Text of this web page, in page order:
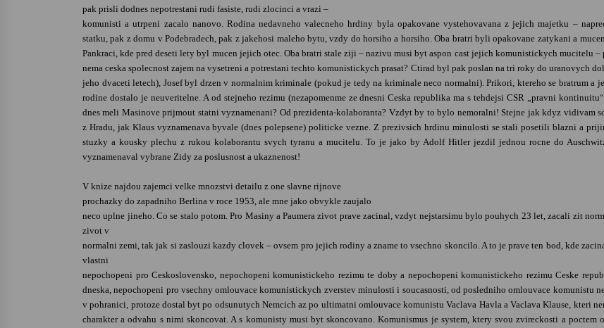
pak prisli dodnes nepotrestani rudi fasiste, rudi zlocinci a vrazi –
komunisti a utrpeni zacalo nanovo. Rodina nedavneho valecneho hrdiny byla opakovane vystehovavana z jejich majetku –
statku, pak z domu v Podebradech, pak z jakehosi maleho bytu, vzdy do horsiho a horsiho. Oba bratri byli opakovane zatykani a
Pankraci, kde pred deseti lety byl mucen jejich otec. Oba bratri stale ziji – nazivu musi byt aspon cast jejich komunistickych mucitelu –
nema ceska spolecnost zajem na vysetreni a potrestani techto komunistickych prasat? Ctirad byl pak poslan na tri roky do uranovych
jeho dvaceti letech), Josef byl drzen v normalnim kriminale (pokud je tedy na kriminale neco normalni). Prikori, ktereho se bratrum a
rodine dostalo je neuveritelne. A od stejneho rezimu (nezapomenme ze dnesni Ceska republika ma s tehdejsi CSR „pravni
dnes meli Masinove prijmout statni vyznamenani? Od prezidenta-kolaboranta? Vzdyt by to bylo nemoralni! Stejne jak kdyz vidivam
z Hradu, jak Klaus vyznamenava byvale (dnes polepsene) politicke vezne. Z prezivsich hrdinu minulosti se stali posetili blazni a
stuzky a kousky plechu z rukou kolaborantu svych tyranu a mucitelu. To je jako by Adolf Hitler jezdil jednou rocne do
vyznamenaval vybrane Zidy za poslusnost a ukaznenost!
V knize najdou zajemci velke mnozstvi detailu z one slavne rijnove
prochazky do zapadniho Berlina v roce 1953, ale mne jako obvykle zaujalo
neco uplne jineho. Co se stalo potom. Pro Masiny a Paumera zivot prave zacinal, vzdyt nejstarsimu bylo pouhych 23 let, zacali zit
zivot v
normalni zemi, tak jak si zaslouzi kazdy clovek – ovsem pro jejich rodiny a zname to vsechno skoncilo. A to je prave ten bod, kde
vlastni
nepochopeni pro Ceskoslovensko, nepochopeni komunistickeho rezimu te doby a nepochopeni komunistickeho rezimu Ceske
dneska, nepochopeni pro vsechny omlouvace komunistickych zverstev minulosti i soucasnosti, od posledniho omlouvace komunistu
v pohranici, protoze dostal byt po odsunutych Nemcich az po ultimatni omlouvace komunistu Vaclava Havla a Vaclava Klause, kteri
charakter a odvahu s nimi skoncovat. A s komunisty musi byt skoncovano. Komunismus je system, ktery svou zvireckosti a poctem